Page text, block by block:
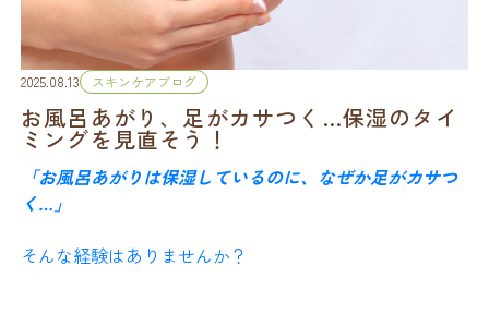
2025.08.13 スキンケアブログ
お風呂あがり、足がカサつく…保湿のタイ
ミングを見直そう！
「お風呂あがりは保湿しているのに、なぜか足がカサつ
く…」
そんな経験はありませんか？